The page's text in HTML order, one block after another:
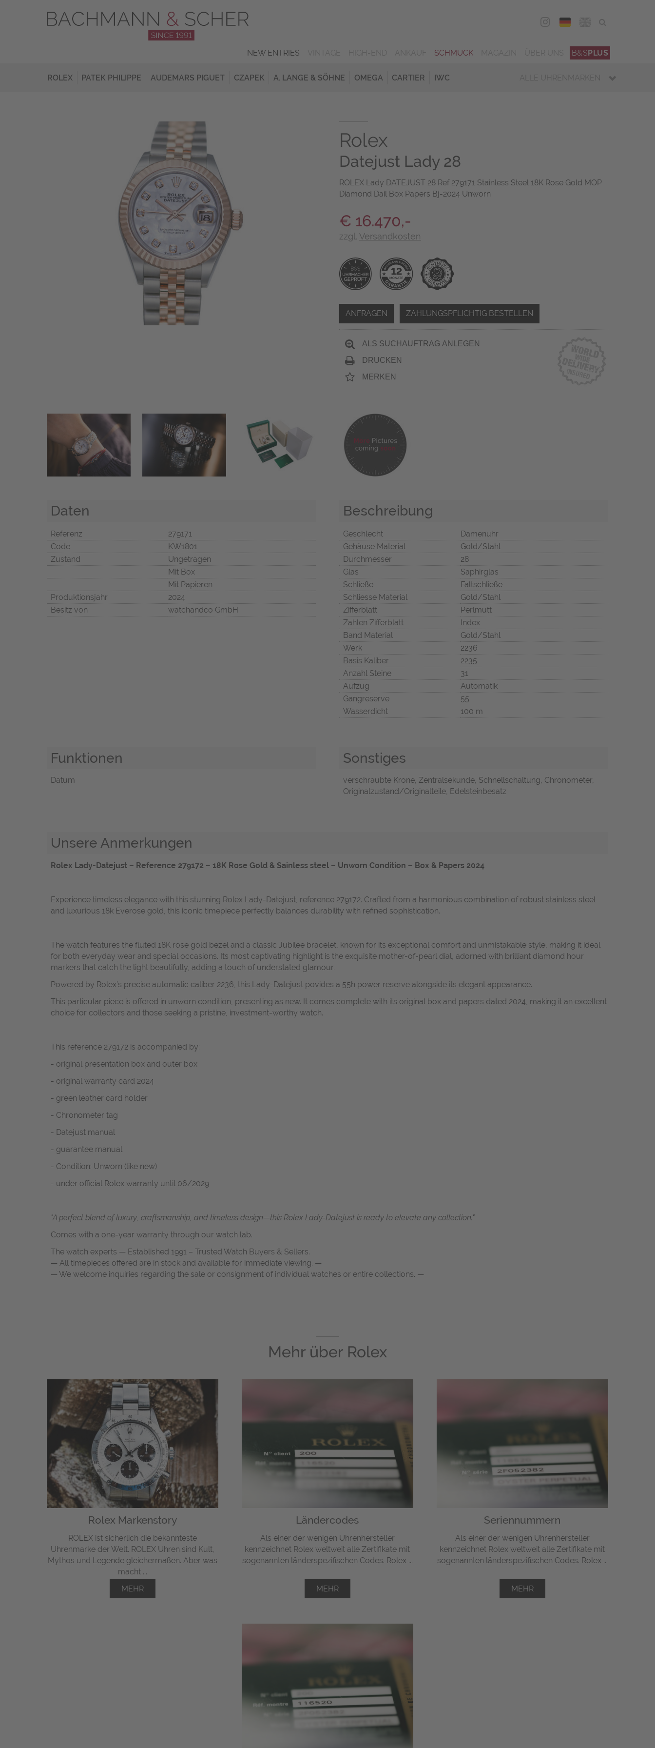
DEU
NEW ENTRIES SCHMUCK B&SPLUS
ROLEX PATEK PHILIPPE AUDEMARS PIGUET CZAPEK A. LANGE & SÖHNE OMEGA CARTIER IWC ALLE UHRENMARKEN
Rolex
Datejust Lady 28
ROLEX Lady DATEJUST 28 Ref 279171 Stainless Steel 18K Rose Gold MOP
Diamond Dail Box Papers Bj-2024 Unworn
€ 16.470,-
zzgl. Versandkosten
ANFRAGEN ZAHLUNGSPFLICHTIG BESTELLEN
ALS SUCHAUFTRAG ANLEGEN
DRUCKEN
MERKEN
Daten
Referenz
279171
Code
KW1801
Zustand
Ungetragen
Mit Box
Mit Papieren
Produktionsjahr
2024
Besitz von
watchandco GmbH
Beschreibung
Geschlecht
Damenuhr
Gehäuse Material
Gold/Stahl
Durchmesser
28
Glas
Saphirglas
Schließe
Faltschließe
Schliesse Material
Gold/Stahl
Zifferblatt
Perlmutt
Zahlen Zifferblatt
Index
Band Material
Gold/Stahl
Werk
2236
Basis Kaliber
2235
Anzahl Steine
31
Aufzug
Automatik
Gangreserve
55
Wasserdicht
100 m
Funktionen
Datum
Sonstiges
verschraubte Krone, Zentralsekunde, Schnellschaltung, Chronometer,
Originalzustand/Originalteile, Edelsteinbesatz
Unsere Anmerkungen
Rolex Lady-Datejust – Reference 279172 – 18K Rose Gold & Sainless steel – Unworn Condition – Box & Papers 2024
Experience timeless elegance with this stunning Rolex Lady-Datejust, reference 279172. Crafted from a harmonious combination of robust stainless steel
and luxurious 18k Everose gold, this iconic timepiece perfectly balances durability with refined sophistication.
The watch features the fluted 18K rose gold bezel and a classic Jubilee bracelet, known for its exceptional comfort and unmistakable style, making it ideal
for both everyday wear and special occasions. Its most captivating highlight is the exquisite mother-of-pearl dial, adorned with brilliant diamond hour
markers that catch the light beautifully, adding a touch of understated glamour.
Powered by Rolex’s precise automatic caliber 2236, this Lady-Datejust povides a 55h power reserve alongside its elegant appearance.
This particular piece is offered in unworn condition, presenting as new. It comes complete with its original box and papers dated 2024, making it an excellent
choice for collectors and those seeking a pristine, investment-worthy watch.
This reference 279172 is accompanied by:
- original presentation box and outer box
- original warranty card 2024
- green leather card holder
- Chronometer tag
- Datejust manual
- guarantee manual
- Condition: Unworn (like new)
- under official Rolex warranty until 06/2029
"A perfect blend of luxury, craftsmanship, and timeless design—this Rolex Lady-Datejust is ready to elevate any collection."
Comes with a one-year warranty through our watch lab.
The watch experts — Established 1991 – Trusted Watch Buyers & Sellers.
— All timepieces offered are in stock and available for immediate viewing. —
— We welcome inquiries regarding the sale or consignment of individual watches or entire collections. —
Mehr über Rolex
Rolex Markenstory
ROLEX ist sicherlich die bekannteste
Uhrenmarke der Welt. ROLEX Uhren sind Kult,
Mythos und Legende gleichermaßen. Aber was
macht ...
MEHR
Ländercodes
Als einer der wenigen Uhrenhersteller
kennzeichnet Rolex weltweit alle Zertifikate mit
sogenannten länderspezifischen Codes. Rolex ...
MEHR
Seriennummern
Als einer der wenigen Uhrenhersteller
kennzeichnet Rolex weltweit alle Zertifikate mit
sogenannten länderspezifischen Codes. Rolex ...
MEHR